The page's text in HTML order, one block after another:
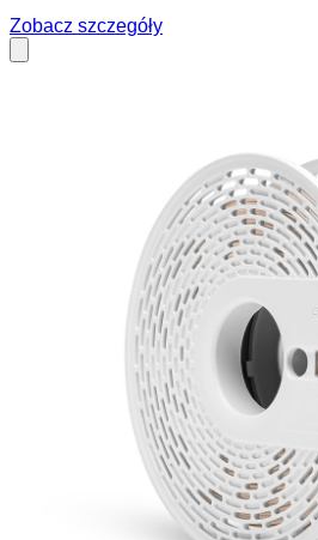
Zobacz szczegóły